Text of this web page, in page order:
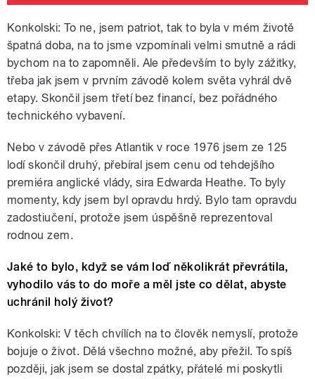
Konkolski: To ne, jsem patriot, tak to byla v mém životě
špatná doba, na to jsme vzpomínali velmi smutně a rádi
bychom na to zapomněli. Ale především to byly zážitky,
třeba jak jsem v prvním závodě kolem světa vyhrál dvě
etapy. Skončil jsem třetí bez financí, bez pořádného
technického vybavení.
Nebo v závodě přes Atlantik v roce 1976 jsem ze 125
lodí skončil druhý, přebíral jsem cenu od tehdejšího
premiéra anglické vlády, sira Edwarda Heathe. To byly
momenty, kdy jsem byl opravdu hrdý. Bylo tam opravdu
zadostiučení, protože jsem úspěšně reprezentoval
rodnou zem.
Jaké to bylo, když se vám loď několikrát převrátila,
vyhodilo vás to do moře a měl jste co dělat, abyste
uchránil holý život?
Konkolski: V těch chvílích na to člověk nemyslí, protože
bojuje o život. Dělá všechno možné, aby přežil. To spíš
později, jak jsem se dostal zpátky, přátelé mi poskytli